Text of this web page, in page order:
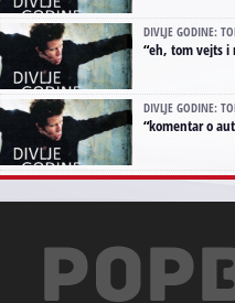
DIVLJE GODINE:
“eh, tom vejts i mark i
DIVLJE GODINE:
“komentar o autovanju je